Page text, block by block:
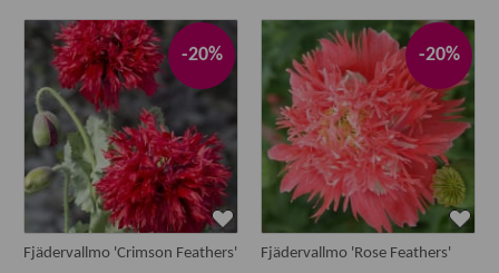
-20%
Fjädervallmo 'Crimson Feathers'
-20%
Fjädervallmo 'Rose Feathers'